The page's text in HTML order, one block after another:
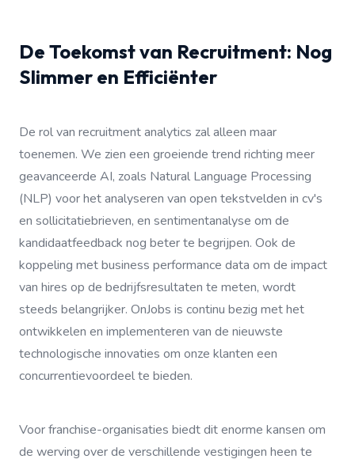
De Toekomst van Recruitment: Nog
Slimmer en Efficiënter
De rol van recruitment analytics zal alleen maar
toenemen. We zien een groeiende trend richting meer
geavanceerde AI, zoals Natural Language Processing
(NLP) voor het analyseren van open tekstvelden in cv's
en sollicitatiebrieven, en sentimentanalyse om de
kandidaatfeedback nog beter te begrijpen. Ook de
koppeling met business performance data om de impact
van hires op de bedrijfsresultaten te meten, wordt
steeds belangrijker. OnJobs is continu bezig met het
ontwikkelen en implementeren van de nieuwste
technologische innovaties om onze klanten een
concurrentievoordeel te bieden.
Voor franchise-organisaties biedt dit enorme kansen om
de werving over de verschillende vestigingen heen te